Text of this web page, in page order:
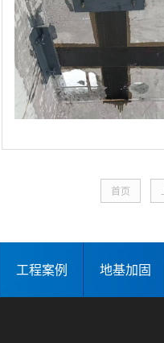
首页
工程案例 地基加固